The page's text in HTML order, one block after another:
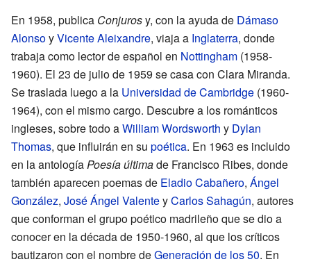
En 1958, publica Conjurosy, con la ayuda de Dámaso
AlonsoyVicente Aleixandre, viaja a Inglaterra, donde
trabaja como lector de español en Nottingham (1958-
1960). El 23 de julio de 1959 se casa con Clara Miranda.
Se traslada luego a la Universidad de Cambridge (1960-
1964), con el mismo cargo. Descubre a los románticos
ingleses, sobre todo aWilliam Wordsworth y Dylan
Thomas, que influirán en su poética. En 1963 es incluido
en la antologíaPoesía últimade Francisco Ribes, donde
también aparecen poemas de Eladio Cabañero, Ángel
González, José Ángel ValenteyCarlos Sahagún, autores
que conforman el grupo poético madrileño que se dio a
conocer en la década de 1950-1960, al que los críticos
bautizaron con el nombre deGeneración de los 50. En